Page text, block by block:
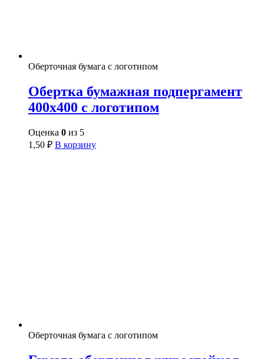
Оберточная бумага с логотипом
Обертка бумажная подпергамент
400х400 с логотипом
Оценка 0 из 5
1,50 ₽ В корзину
Оберточная бумага с логотипом